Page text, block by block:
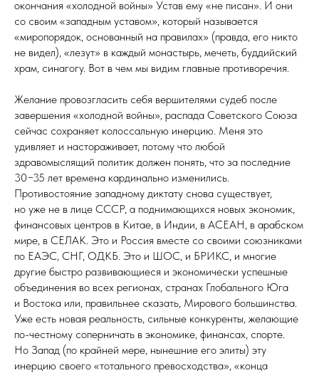
окончания «холодной войны» Устав ему «не писан». И они
со своим «западным уставом», который называется
«миропорядок, основанный на правилах» (правда, его никто
не видел), «лезут» в каждый монастырь, мечеть, буддийский
храм, синагогу. Вот в чем мы видим главные противоречия.
Желание провозгласить себя вершителями судеб после
завершения «холодной войны», распада Советского Союза
сейчас сохраняет колоссальную инерцию. Меня это
удивляет и настораживает, потому что любой
здравомыслящий политик должен понять, что за последние
30−35 лет времена кардинально изменились.
Противостояние западному диктату снова существует,
но уже не в лице СССР, а поднимающихся новых экономик,
финансовых центров в Китае, в Индии, в АСЕАН, в арабском
мире, в СЕЛАК. Это и Россия вместе со своими союзниками
по ЕАЭС, СНГ, ОДКБ. Это и ШОС, и БРИКС, и многие
другие быстро развивающиеся и экономически успешные
объединения во всех регионах, странах Глобального Юга
и Востока или, правильнее сказать, Мирового большинства.
Уже есть новая реальность, сильные конкуренты, желающие
по-честному соперничать в экономике, финансах, спорте.
Но Запад (по крайней мере, нынешние его элиты) эту
инерцию своего «тотального превосходства», «конца